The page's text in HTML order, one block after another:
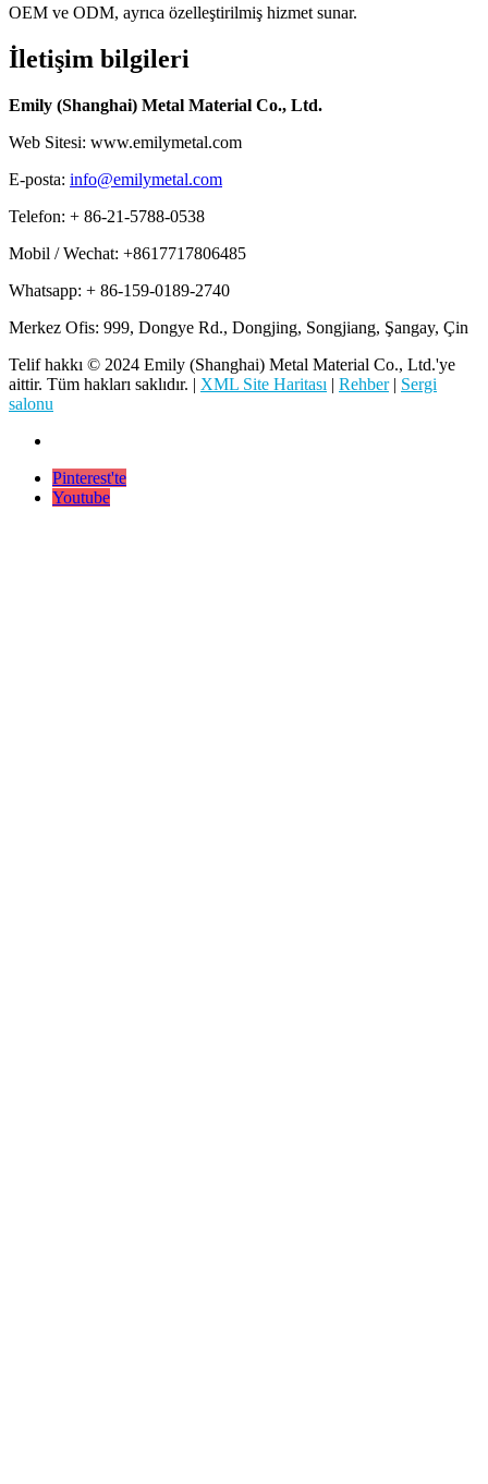
OEM ve ODM, ayrıca özelleştirilmiş hizmet sunar.
İletişim bilgileri
Emily (Shanghai) Metal Material Co., Ltd.
Web Sitesi: www.emilymetal.com
E-posta: info@emilymetal.com
Telefon: + 86-21-5788-0538
Mobil / Wechat: +8617717806485
Whatsapp: + 86-159-0189-2740
Merkez Ofis: 999, Dongye Rd., Dongjing, Songjiang, Şangay, Çin
Telif hakkı © 2024 Emily (Shanghai) Metal Material Co., Ltd.'ye
aittir. Tüm hakları saklıdır. | XML Site Haritası | Rehber| Sergi
salonu
Pinterest'te
Youtube